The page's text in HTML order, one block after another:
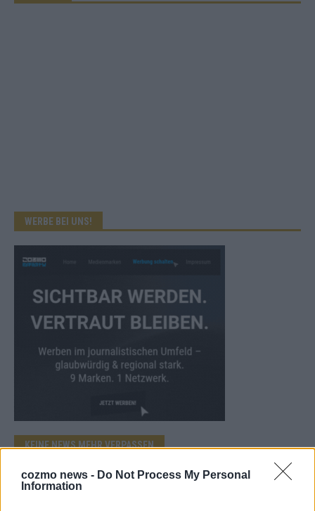
cozmo news - Do Not Process My Personal
Information
WERBE BEI UNS!
KEINE NEWS MEHR VERPASSEN